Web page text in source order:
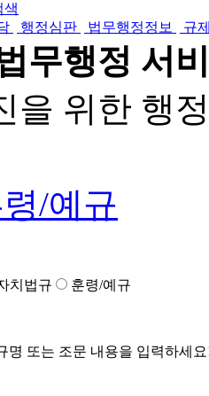
행정심판 법무행정정보 규
무행정 서
을 위한 행
/예규
치법규 훈령/예규
명 또는 조문 내용을 입력하세